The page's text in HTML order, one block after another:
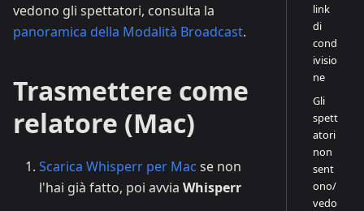
vedono gli spettatori, consulta la
panoramica della Modalità Broadcast.
Trasmettere come
relatore (Mac)
Scarica Whisperr per Mac se non
l'hai già fatto, poi avvia Whisperr
link
di
cond
ivisio
ne
Gli
spett
atori
non
sent
ono/
vedo